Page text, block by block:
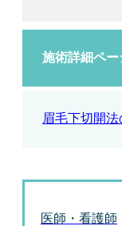
施術詳細ペー
眉毛下切開
医師・看護師